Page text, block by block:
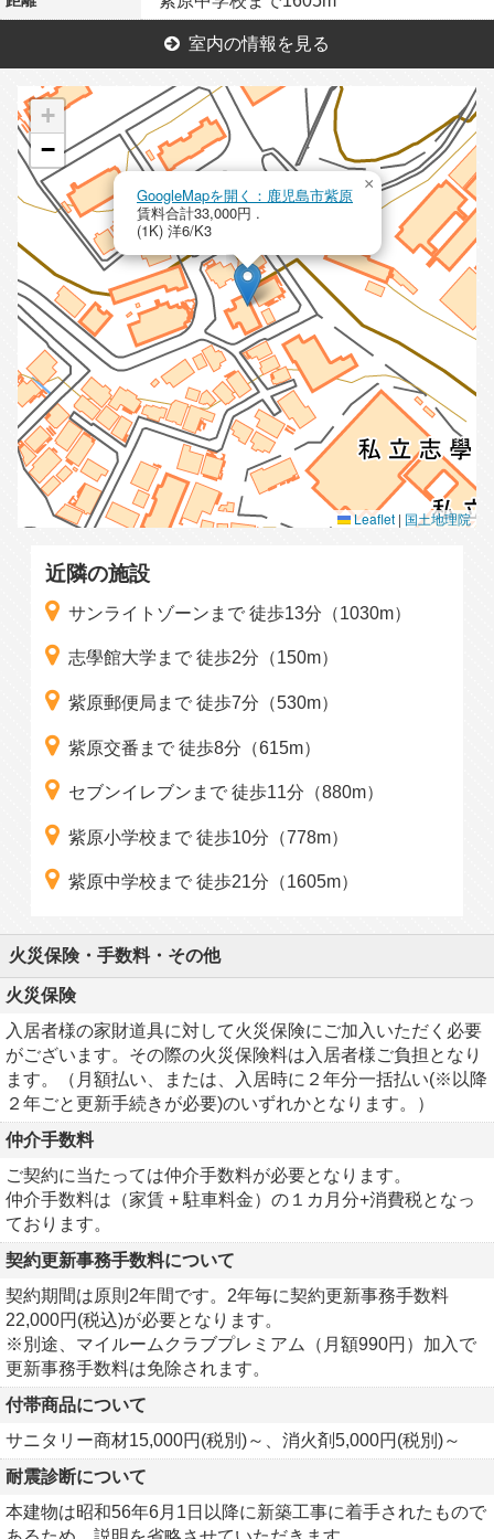
室内の情報を見る
GoogleMapを開く：鹿児島市紫原
賃料合計33,000円 .
(1K) 洋6/K3
×
+
−
Leaflet | 国土地理院
近隣の施設
サンライトゾーンまで 徒歩13分（1030m）
志學館大学まで 徒歩2分（150m）
紫原郵便局まで 徒歩7分（530m）
紫原交番まで 徒歩8分（615m）
セブンイレブンまで 徒歩11分（880m）
紫原小学校まで 徒歩10分（778m）
紫原中学校まで 徒歩21分（1605m）
火災保険・手数料・その他
火災保険
入居者様の家財道具に対して火災保険にご加入いただく必要
がございます。その際の火災保険料は入居者様ご負担となり
ます。（月額払い、または、入居時に２年分一括払い(※以降
２年ごと更新手続きが必要)のいずれかとなります。）
仲介手数料
ご契約に当たっては仲介手数料が必要となります。
仲介手数料は（家賃 + 駐車料金）の１カ月分+消費税となっ
ております。
契約更新事務手数料について
契約期間は原則2年間です。2年毎に契約更新事務手数料
22,000円(税込)が必要となります。
※別途、マイルームクラブプレミアム（月額990円）加入で
更新事務手数料は免除されます。
付帯商品について
サニタリー商材15,000円(税別)～、消火剤5,000円(税別)～
耐震診断について
本建物は昭和56年6月1日以降に新築工事に着手されたもので